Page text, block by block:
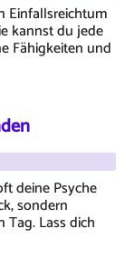
Einfallsreichtum
kannst du jede
Fähigkeiten und
deine Psyche
sondern
Lass dich